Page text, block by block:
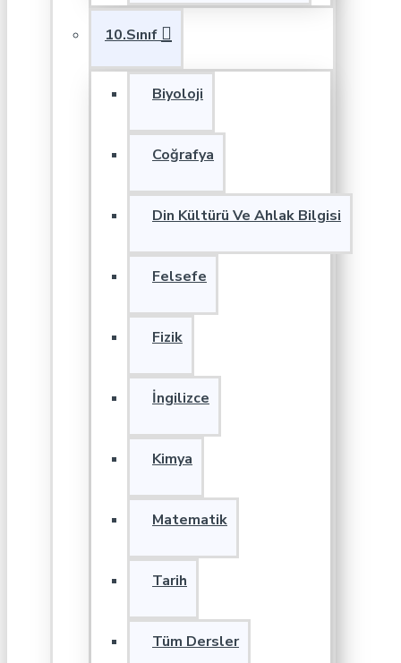
10.Sınıf
Biyoloji
Coğrafya
Din Kültürü Ve Ahlak Bilgisi
Felsefe
Fizik
İngilizce
Kimya
Matematik
Tarih
Tüm Dersler